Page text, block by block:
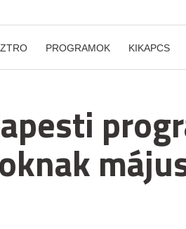
PROGRAMOK KIKAPCS